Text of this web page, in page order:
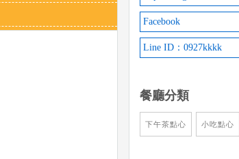
Facebook
Line ID：0927kkkk
餐廳分類
下午茶點心 小吃點心